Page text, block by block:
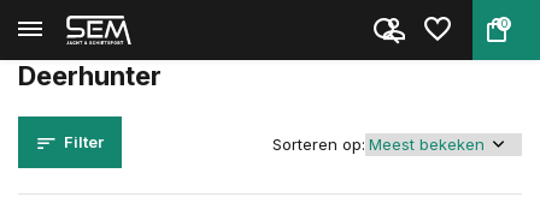
0
Terug Home
Deerhunter
Filter Sorteren op: